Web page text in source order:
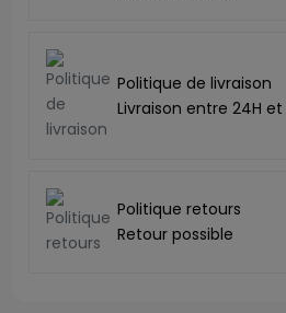
Politique de livraison
Livraison entre 24H
Politique retours
Retour possible